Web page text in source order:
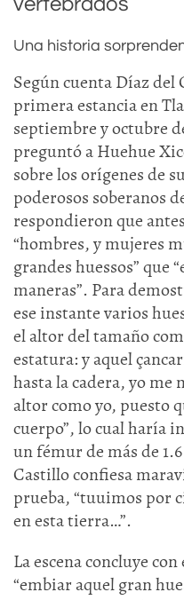
Una historia
Según cuenta Díaz
primera estancia en
septiembre y octubre
preguntó a Huehue
sobre los orígenes de
poderosos soberanos
respondieron que
“hombres, y mujeres
grandes huessos” que
maneras”. Para
ese instante varios
el altor del tamaño
estatura: y aquel
hasta la cadera, yo me
altor como yo, puesto
cuerpo”, lo cual haría
un fémur de más de
Castillo confiesa
prueba, “tuuimos por
en esta tierra…”.
La escena concluye
“embiar aquel gran